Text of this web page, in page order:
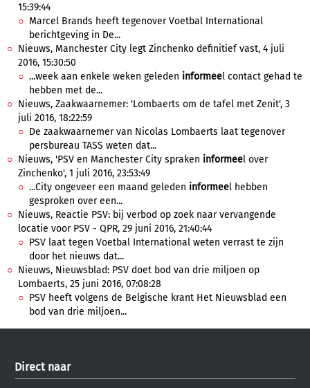
15:39:44
Marcel Brands heeft tegenover Voetbal International
berichtgeving in De...
Nieuws, Manchester City legt Zinchenko definitief vast, 4 juli
2016, 15:30:50
...week aan enkele weken geleden informeel contact gehad te
hebben met de...
Nieuws, Zaakwaarnemer: 'Lombaerts om de tafel met Zenit', 3
juli 2016, 18:22:59
De zaakwaarnemer van Nicolas Lombaerts laat tegenover
persbureau TASS weten dat...
Nieuws, 'PSV en Manchester City spraken informeel over
Zinchenko', 1 juli 2016, 23:53:49
...City ongeveer een maand geleden informeel hebben
gesproken over een...
Nieuws, Reactie PSV: bij verbod op zoek naar vervangende
locatie voor PSV - QPR, 29 juni 2016, 21:40:44
PSV laat tegen Voetbal International weten verrast te zijn
door het nieuws dat...
Nieuws, Nieuwsblad: PSV doet bod van drie miljoen op
Lombaerts, 25 juni 2016, 07:08:28
PSV heeft volgens de Belgische krant Het Nieuwsblad een
bod van drie miljoen...
Direct naar